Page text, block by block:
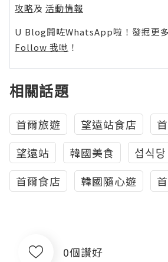
攻略及 活動情報
U Blog開咗WhatsApp啦！發掘更
Follow 我哋 ！
相關話題
首爾旅遊 望遠站食店
望遠站
韓國美食 섭식당
首爾食店
韓國隨心遊
0個讚好